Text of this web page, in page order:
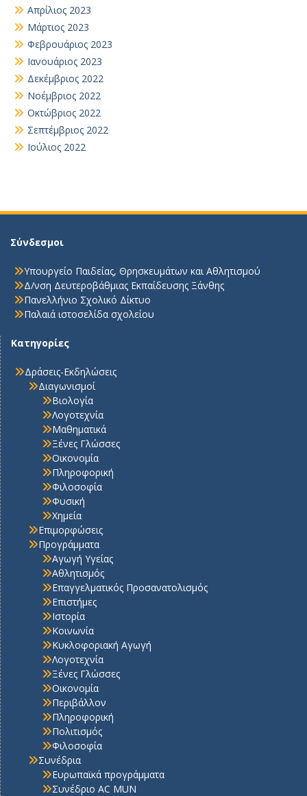
Απρίλιος 2023
Μάρτιος 2023
Φεβρουάριος 2023
Ιανουάριος 2023
Δεκέμβριος 2022
Νοέμβριος 2022
Οκτώβριος 2022
Σεπτέμβριος 2022
Ιούλιος 2022
Σύνδεσμοι
Υπουργείο Παιδείας, Θρησκευμάτων και Αθλητισμού
Δ/νση Δευτεροβάθμιας Εκπαίδευσης Ξάνθης
Πανελλήνιο Σχολικό Δίκτυο
Παλαιά ιστοσελίδα σχολείου
Κατηγορίες
Δράσεις-Εκδηλώσεις
Διαγωνισμοί
Βιολογία
Λογοτεχνία
Μαθηματικά
Ξένες Γλώσσες
Οικονομία
Πληροφορική
Φιλοσοφία
Φυσική
Χημεία
Επιμορφώσεις
Προγράμματα
Αγωγή Υγείας
Αθλητισμός
Επαγγελματικός Προσανατολισμός
Επιστήμες
Ιστορία
Κοινωνία
Κυκλοφοριακή Αγωγή
Λογοτεχνία
Ξένες Γλώσσες
Οικονομία
Περιβάλλον
Πληροφορική
Πολιτισμός
Φιλοσοφία
Συνέδρια
Ευρωπαϊκά προγράμματα
Συνέδριο AC MUN